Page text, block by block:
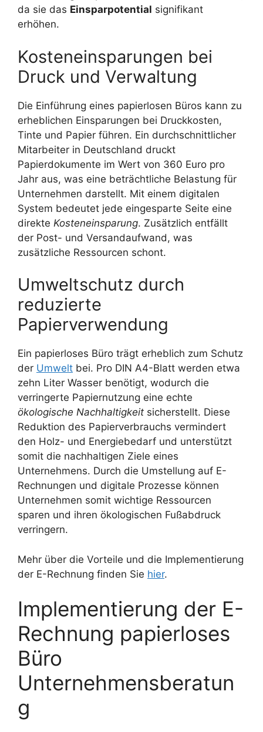
da sie das Einsparpotential signifikant
erhöhen.
Kosteneinsparungen bei
Druck und Verwaltung
Die Einführung eines papierlosen Büros kann zu
erheblichen Einsparungen bei Druckkosten,
Tinte und Papier führen. Ein durchschnittlicher
Mitarbeiter in Deutschland druckt
Papierdokumente im Wert von 360 Euro pro
Jahr aus, was eine beträchtliche Belastung für
Unternehmen darstellt. Mit einem digitalen
System bedeutet jede eingesparte Seite eine
direkte Kosteneinsparung. Zusätzlich entfällt
der Post- und Versandaufwand, was
zusätzliche Ressourcen schont.
Umweltschutz durch
reduzierte
Papierverwendung
Ein papierloses Büro trägt erheblich zum Schutz
der Umwelt bei. Pro DIN A4-Blatt werden etwa
zehn Liter Wasser benötigt, wodurch die
verringerte Papiernutzung eine echte
ökologische Nachhaltigkeit sicherstellt. Diese
Reduktion des Papierverbrauchs vermindert
den Holz- und Energiebedarf und unterstützt
somit die nachhaltigen Ziele eines
Unternehmens. Durch die Umstellung auf E-
Rechnungen und digitale Prozesse können
Unternehmen somit wichtige Ressourcen
sparen und ihren ökologischen Fußabdruck
verringern.
Mehr über die Vorteile und die Implementierung
der E-Rechnung finden Sie hier.
Implementierung der E-
Rechnung papierloses
Büro
Unternehmensberatun
g